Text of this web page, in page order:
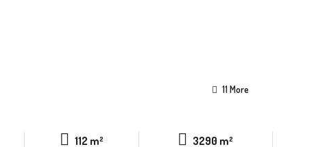
11 More
112 m²
3290 m²